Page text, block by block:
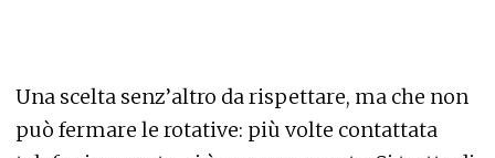
Una scelta senz’altro da rispettare, ma che non
può fermare le rotative: più volte contattata